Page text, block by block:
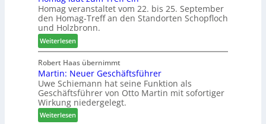
e
r
b
i
n
d
e
r
r
I
n
t
e
r
z
u
m
2
0
n
a
z
e
i
g
t
H
o
l
z
Homag veranstaltet vom 22. bis 25. September
den Homag-Treff an den Standorten Schopfloch
und Holzbronn.
Weiterlesen:
H
o
m
a
g
l
ä
Robert Haas übernimmt
Martin: Neuer Geschäftsführer
Uwe Schiemann hat seine Funktion als
Geschäftsführer von Otto Martin mit sofortiger
Wirkung niedergelegt.
Weiterlesen: